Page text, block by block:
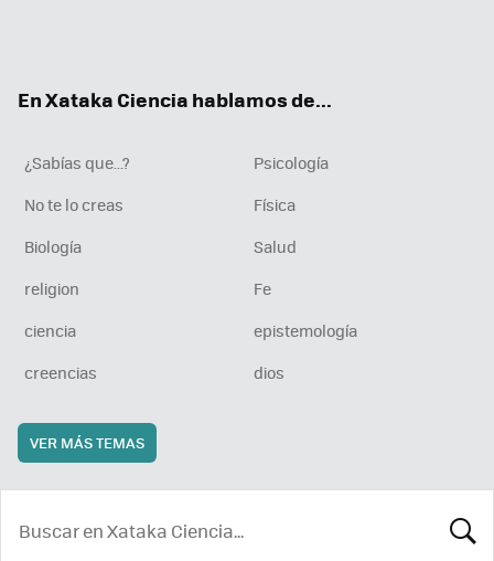
En Xataka Ciencia hablamos de...
¿Sabías que...?
Psicología
No te lo creas
Física
Biología
Salud
religion
Fe
ciencia
epistemología
creencias
dios
VER MÁS TEMAS